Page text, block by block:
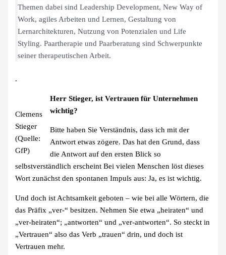
Themen dabei sind Leadership Development, New Way of
Work, agiles Arbeiten und Lernen, Gestaltung von
Lernarchitekturen, Nutzung von Potenzialen und Life
Styling. Paartherapie und Paarberatung sind Schwerpunkte
seiner therapeutischen Arbeit.
.
Clemens
Stieger
(Quelle:
GfP)
Herr Stieger, ist Vertrauen für Unternehmen
wichtig?
Bitte haben Sie Verständnis, dass ich mit der
Antwort etwas zögere. Das hat den Grund, dass
die Antwort auf den ersten Blick so
selbstverständlich erscheint Bei vielen Menschen löst dieses
Wort zunächst den spontanen Impuls aus: Ja, es ist wichtig.
Und doch ist Achtsamkeit geboten – wie bei alle Wörtern, die
das Präfix „ver-“ besitzen. Nehmen Sie etwa „heiraten“ und
„ver-heiraten“; „antworten“ und „ver-antworten“. So steckt in
„Vertrauen“ also das Verb „trauen“ drin, und doch ist
Vertrauen mehr.